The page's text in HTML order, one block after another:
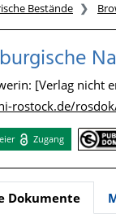
Bestände
[Verlag nicht
rostock.de/
Zugang
Dokumente